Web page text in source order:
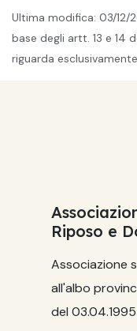
Ultima modifica: 03/12/
base degli artt. 13 e 14
riguarda
Riposo e
Associazione
all'albo
del 03.04.1995